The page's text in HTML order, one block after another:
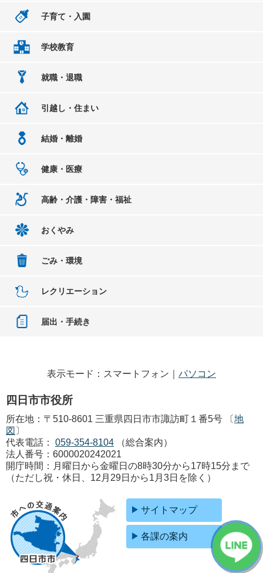
子育て・入園
学校教育
就職・退職
引越し・住まい
結婚・離婚
健康・医療
高齢・介護・障害・福祉
おくやみ
ごみ・環境
レクリエーション
届出・手続き
表示モード：スマートフォン｜ パソコン
四日市市役所
所在地：〒510-8601 三重県四日市市諏訪町１番5号 〔地
図 〕
代表電話：
059-354-8104
（総合案内）
法人番号：6000020242021
開庁時間：月曜日から金曜日の8時30分から17時15分まで
（ただし祝・休日、12月29日から1月3日を除く）
サイトマップ
各課の案内